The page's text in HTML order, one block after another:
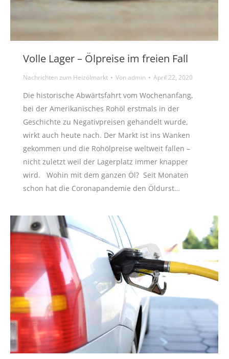
Volle Lager – Ölpreise im freien Fall
Nachrichten zum Heizölmarkt Vonadmin April 22, 2020
Die historische Abwärtsfahrt vom Wochenanfang,
bei der Amerikanisches Rohöl erstmals in der
Geschichte zu Negativpreisen gehandelt wurde,
wirkt auch heute nach. Der Markt ist ins Wanken
gekommen und die Rohölpreise weltweit fallen –
nicht zuletzt weil der Lagerplatz immer knapper
wird. Wohin mit dem ganzen Öl? Seit Monaten
schon hat die Coronapandemie den Öldurst…